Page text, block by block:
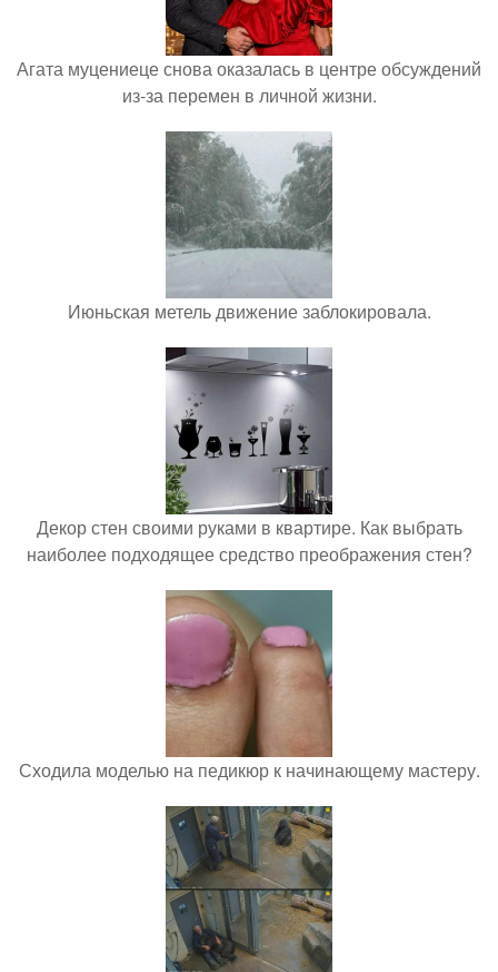
Агата муцениеце снова оказалась в центре обсуждений
из-за перемен в личной жизни.
Июньская метель движение заблокировала.
Декор стен своими руками в квартире. Как выбрать
наиболее подходящее средство преображения стен?
Сходила моделью на педикюр к начинающему мастеру.